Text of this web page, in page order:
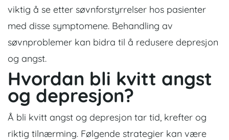
viktig å se etter søvnforstyrrelser hos pasienter
med disse symptomene. Behandling av
søvnproblemer kan bidra til å redusere depresjon
og angst.
Hvordan bli kvitt angst
og depresjon?
Å bli kvitt angst og depresjon tar tid, krefter og
riktig tilnærming. Følgende strategier kan være